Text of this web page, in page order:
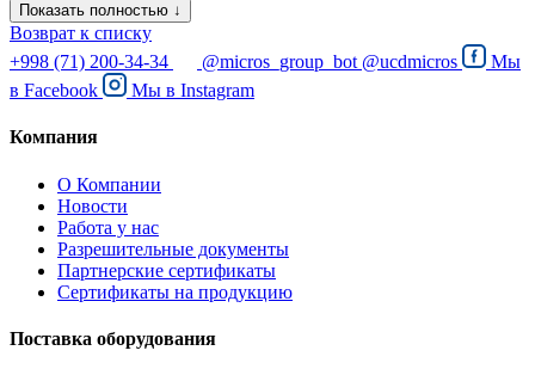
Показать полностью ↓
Возврат к списку
+998 (71) 200-34-34
@micros_group_bot @ucdmicros
Мы
в Facebook Мы в Instagram
Компания
О Компании
Новости
Работа у нас
Разрешительные документы
Партнерские сертификаты
Сертификаты на продукцию
Поставка оборудования